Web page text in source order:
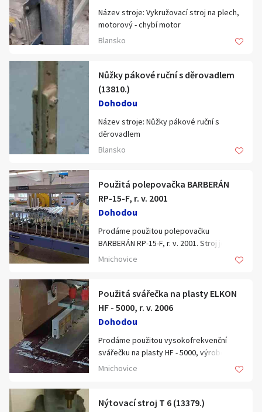
Dodávky strojů po celé ČR. Možnost
dopravy kurýrem nebo doručíme vlastní
dopravou.
převodem.
Pro více informací nás prosím
Naše společnost se zabývá výrobou
strojů na zpracování plechů.
Název stroje: Vykružovací stroj na plech,
motorový - chybí motor
Katalogové číslo: 14859
Blansko
Nůžky pákové ruční s děrovadlem
(13810.)
Dohodou
Název stroje: Nůžky pákové ruční s
děrovadlem
Katalogové číslo: 13810
Blansko
Použitá polepovačka BARBERÁN
RP-15-F, r. v. 2001
Dohodou
Prodáme použitou polepovačku
BARBERÁN RP-15-F, r. v. 2001. Stroj je v
dobrém technickém stavu, zapojený pod
nábytkářské fólie na ocelový plech. Stroj
je funkční a málo používaný. Jsme 1.
majitelé, nakupovali jsme jej přímo ze
mm a je vybaven vykládacím systémem.
Přibližné technické parametry:
Max. pracovní výška: 120 mm
Mnichovice
Použitá svářečka na plasty ELKON
HF - 5000, r. v. 2006
Dohodou
Prodáme použitou vysokofrekvenční
svářečku na plasty HF - 5000, výrobce
ELKON, r. v. 2006. Jedná se o sváření
provozu pod proudem je po předchozí
Mnichovice
Nýtovací stroj T 6 (13379.)